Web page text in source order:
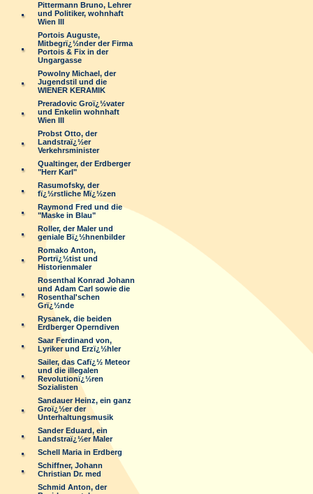
Pittermann Bruno, Lehrer
und Politiker, wohnhaft
Wien III
Portois Auguste,
Mitbegrï¿½nder der Firma
Portois & Fix in der
Ungargasse
Powolny Michael, der
Jugendstil und die
WIENER KERAMIK
Preradovic Groï¿½vater
und Enkelin wohnhaft
Wien III
Probst Otto, der
Landstraï¿½er
Verkehrsminister
Qualtinger, der Erdberger
"Herr Karl"
Rasumofsky, der
fï¿½rstliche Mï¿½zen
Raymond Fred und die
"Maske in Blau"
Roller, der Maler und
geniale Bï¿½hnenbilder
Romako Anton,
Portrï¿½tist und
Historienmaler
Rosenthal Konrad Johann
und Adam Carl sowie die
Rosenthal'schen
Grï¿½nde
Rysanek, die beiden
Erdberger Operndiven
Saar Ferdinand von,
Lyriker und Erzï¿½hler
Sailer, das Cafï¿½ Meteor
und die illegalen
Revolutionï¿½ren
Sozialisten
Sandauer Heinz, ein ganz
Groï¿½er der
Unterhaltungsmusik
Sander Eduard, ein
Landstraï¿½er Maler
Schell Maria in Erdberg
Schiffner, Johann
Christian Dr. med
Schmid Anton, der